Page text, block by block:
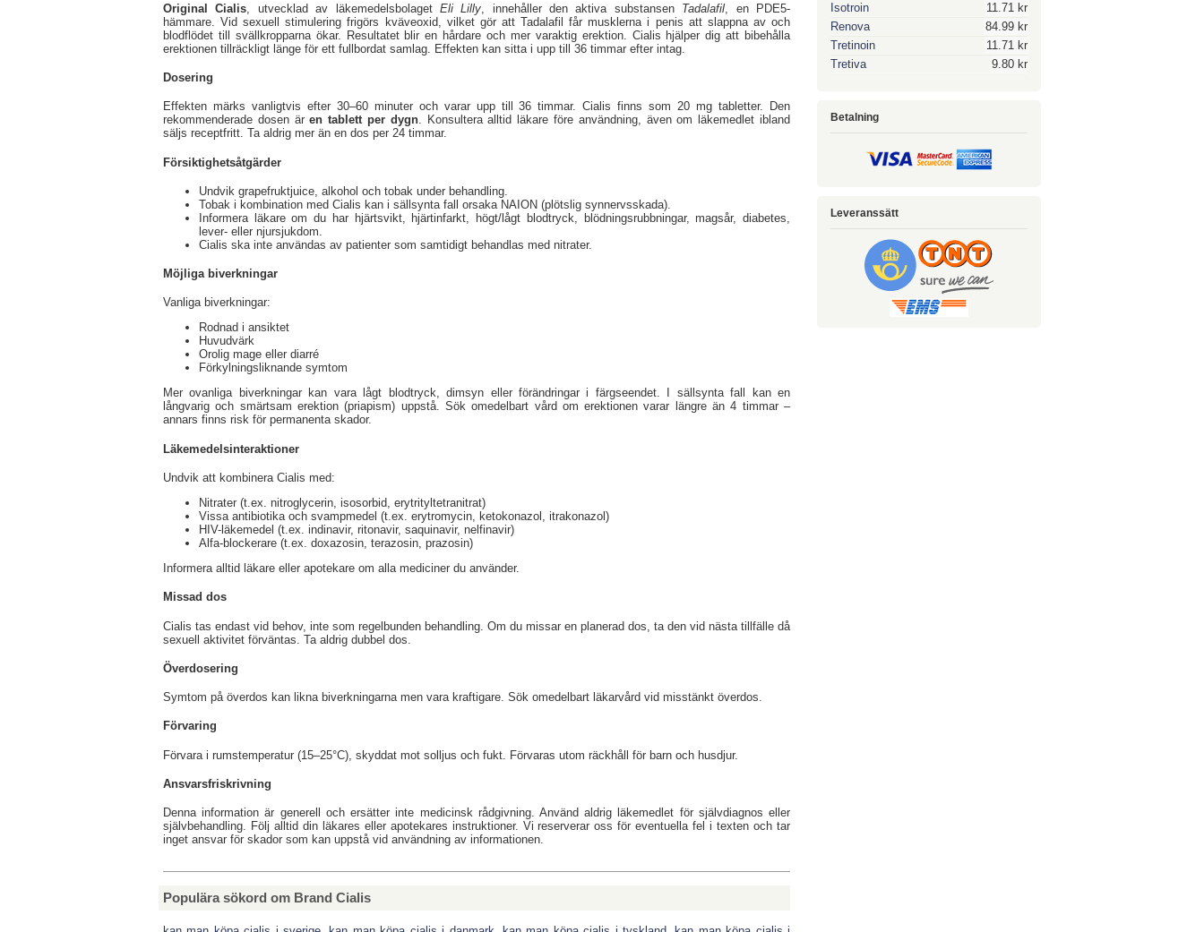
Original Cialis , utvecklad av läkemedelsbolaget Eli Lilly , innehåller den aktiva substansen Tadalafil , en PDE5-
hämmare. Vid sexuell stimulering frigörs kväveoxid, vilket gör att Tadalafil får musklerna i penis att slappna av och
blodflödet till svällkropparna ökar. Resultatet blir en hårdare och mer varaktig erektion. Cialis hjälper dig att bibehålla
erektionen tillräckligt länge för ett fullbordat samlag. Effekten kan sitta i upp till 36 timmar efter intag.
Dosering
Effekten märks vanligtvis efter 30–60 minuter och varar upp till 36 timmar. Cialis finns som 20 mg tabletter. Den
rekommenderade dosen ären tablett per dygn. Konsultera alltid läkare före användning, även om läkemedlet ibland
säljs receptfritt. Ta aldrig mer än en dos per 24 timmar.
Försiktighetsåtgärder
Undvik grapefruktjuice, alkohol och tobak under behandling.
Tobak i kombination med Cialis kan i sällsynta fall orsaka NAION (plötslig synnervsskada).
Informera läkare om du har hjärtsvikt, hjärtinfarkt, högt/lågt blodtryck, blödningsrubbningar, magsår, diabetes,
lever- eller njursjukdom.
Cialis ska inte användas av patienter som samtidigt behandlas med nitrater.
Möjliga biverkningar
Vanliga biverkningar:
Rodnad i ansiktet
Huvudvärk
Orolig mage eller diarré
Förkylningsliknande symtom
Mer ovanliga biverkningar kan vara lågt blodtryck, dimsyn eller förändringar i färgseendet. I sällsynta fall kan en
långvarig och smärtsam erektion (priapism) uppstå. Sök omedelbart vård om erektionen varar längre än 4 timmar –
annars finns risk för permanenta skador.
Läkemedelsinteraktioner
Undvik att kombinera Cialis med:
Nitrater (t.ex. nitroglycerin, isosorbid, erytrityltetranitrat)
Vissa antibiotika och svampmedel (t.ex. erytromycin, ketokonazol, itrakonazol)
HIV-läkemedel (t.ex. indinavir, ritonavir, saquinavir, nelfinavir)
Alfa-blockerare (t.ex. doxazosin, terazosin, prazosin)
Informera alltid läkare eller apotekare om alla mediciner du använder.
Missad dos
Cialis tas endast vid behov, inte som regelbunden behandling. Om du missar en planerad dos, ta den vid nästa tillfälle då
sexuell aktivitet förväntas. Ta aldrig dubbel dos.
Överdosering
Symtom på överdos kan likna biverkningarna men vara kraftigare. Sök omedelbart läkarvård vid misstänkt överdos.
Förvaring
Förvara i rumstemperatur (15–25°C), skyddat mot solljus och fukt. Förvaras utom räckhåll för barn och husdjur.
Ansvarsfriskrivning
Denna information är generell och ersätter inte medicinsk rådgivning. Använd aldrig läkemedlet för självdiagnos eller
självbehandling. Följ alltid din läkares eller apotekares instruktioner. Vi reserverar oss för eventuella fel i texten och tar
inget ansvar för skador som kan uppstå vid användning av informationen.
Populära sökord om Brand Cialis
Isotroin
11.71 kr
Renova
84.99 kr
Tretinoin
11.71 kr
Tretiva
9.80 kr
Betalning
Leveranssätt